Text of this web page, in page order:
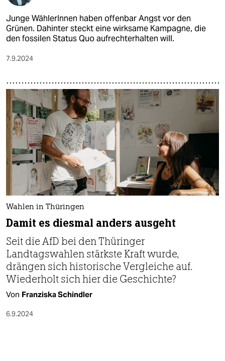
Junge WählerInnen haben offenbar Angst vor den
Grünen. Dahinter steckt eine wirksame Kampagne, die
den fossilen Status Quo aufrechterhalten will.
7.9.2024
Wahlen in Thüringen
Damit es diesmal anders ausgeht
Seit die AfD bei den Thüringer
Landtagswahlen stärkste Kraft wurde,
drängen sich historische Vergleiche auf.
Wiederholt sich hier die Geschichte?
Von Franziska Schindler
6.9.2024